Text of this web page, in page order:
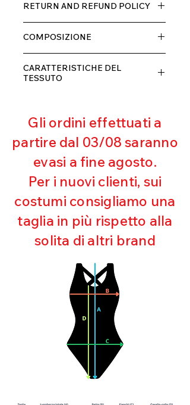
di elastane, molto comodo per chi lo
indossa grazia alla sua elastcità, in
doppio strato con fodera.
RETURN AND REFUND POLICY
entro 10 giorni dal ricevimento,
rimborseremo il cliente, escluse le
spese di spedizione, non appena
riceveremo la merce resa ed
COMPOSIZIONE
20% ELASTANE
CARATTERISTICHE DEL
TESSUTO
Resistente al pilling
Eccellente protezione dai raggi
UV
Ottima copertura
Ultra cloro resistente
Mantenimento della forma
Perfetta vestibilità
Asciugatura rapida
Bielastico
Gli ordini effettuati a
partire dal 03/08 saranno
evasi a fine agosto.
Per i nuovi clienti, sui
costumi consigliamo una
taglia in più rispetto alla
solita di altri brand